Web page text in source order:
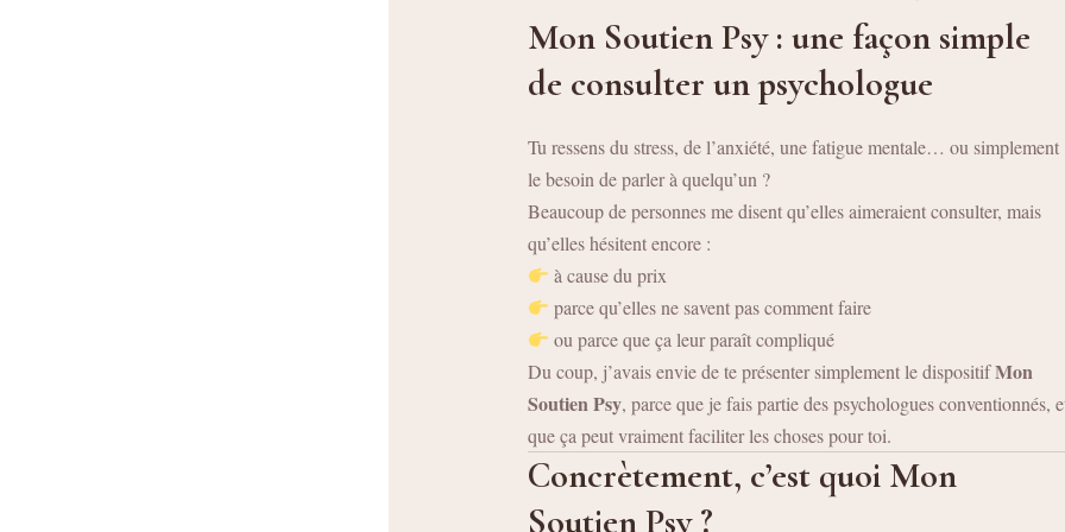
Mon Soutien Psy : une façon simple
de consulter un psychologue
Tu ressens du stress, de l’anxiété, une fatigue mentale… ou simplement
le besoin de parler à quelqu’un ?
Beaucoup de personnes me disent qu’elles aimeraient consulter, mais
qu’elles hésitent encore :
à cause du prix
parce qu’elles ne savent pas comment faire
ou parce que ça leur paraît compliqué
Du coup, j’avais envie de te présenter simplement le dispositifMon
Soutien Psy, parce que je fais partie des psychologues conventionnés,
que ça peut vraiment faciliter les choses pour toi.
Concrètement, c’est quoi Mon
Soutien Psy ?